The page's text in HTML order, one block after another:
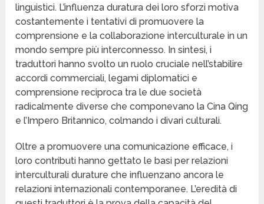
linguistici. L’influenza duratura dei loro sforzi motiva
costantemente i tentativi di promuovere la
comprensione e la collaborazione interculturale in un
mondo sempre più interconnesso. In sintesi, i
traduttori hanno svolto un ruolo cruciale nell’stabilire
accordi commerciali, legami diplomatici e
comprensione reciproca tra le due società
radicalmente diverse che componevano la Cina Qing
e l’Impero Britannico, colmando i divari culturali.
Oltre a promuovere una comunicazione efficace, i
loro contributi hanno gettato le basi per relazioni
interculturali durature che influenzano ancora le
relazioni internazionali contemporanee. L’eredità di